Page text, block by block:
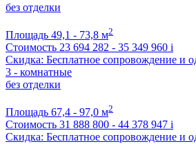
без отделки
Площадь 49,1 - 73,8 м2
Стоимость 23 694 282 - 35 349 960 i
Скидка: Бесплатное сопровождение и
3 - комнатные
без отделки
Площадь 67,4 - 97,0 м2
Стоимость 31 888 800 - 44 378 947 i
Скидка: Бесплатное сопровождение и